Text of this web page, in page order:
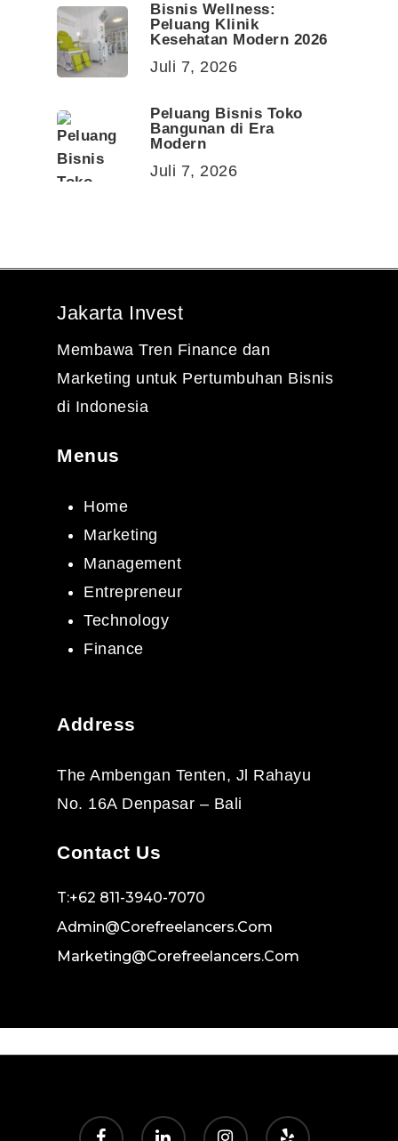
Bisnis Wellness:
Peluang Klinik
Kesehatan Modern 2026
Juli 7, 2026
Peluang Bisnis Toko
Bangunan di Era
Modern
Juli 7, 2026
Jakarta Invest
Membawa Tren Finance dan
Marketing untuk Pertumbuhan Bisnis
di Indonesia
Menus
Home
Marketing
Management
Entrepreneur
Technology
Finance
Address
The Ambengan Tenten, Jl Rahayu
No. 16A Denpasar – Bali
Contact Us
T:+62 811-3940-7070
Admin@corefreelancers.com
Marketing@corefreelancers.com
facebook linkedin instagram yelp